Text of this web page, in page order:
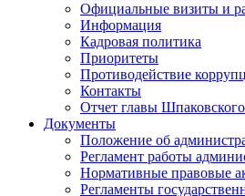
Официальные визиты и
Информация
Кадровая политика
Приоритеты
Противодействие
Контакты
Отчет главы
Документы
Положение об
Регламент работы
Нормативные правовые
Регламенты